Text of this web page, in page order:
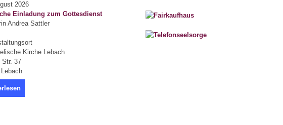
2026
Einladung zum Gottesdienst
Andrea Sattler
Kirche Lebach
Str. 37